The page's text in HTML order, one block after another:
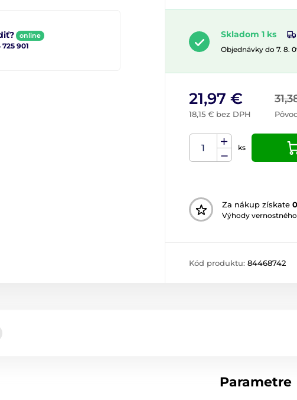
online
901
Skladom 1 ks
Objednávky do 7. 8.
21,97 €
18,15 € bez DPH
ks
Za nákup získate
Výhody
Kód produktu: 84468742
Parametre